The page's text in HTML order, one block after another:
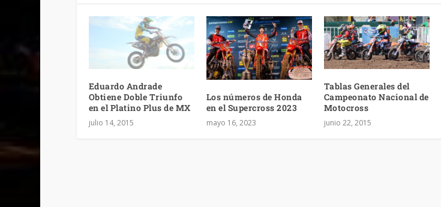
Eduardo Andrade
Obtiene Doble Triunfo
en el Platino Plus de MX
julio 14, 2015
Los números de Honda
en el Supercross 2023
mayo 16, 2023
Tablas Generales del
Campeonato Nacional de
Motocross
junio 22, 2015